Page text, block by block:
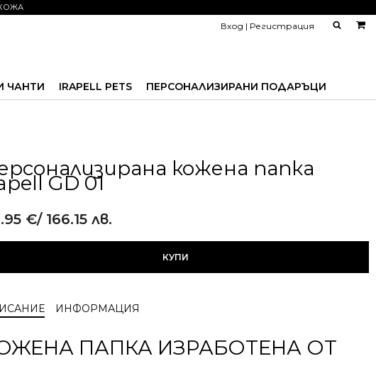
Вход | Регистрация
ЧАНТИ IRAPELL PETS ПЕРСОНАЛИЗИРАНИ ПОДАРЪЦИ
кожена папка
GD 01
€/ 166.15 лв.
КУПИ
ИНФОРМАЦИЯ
ПАПКА ИЗРАБОТЕНА ОТ